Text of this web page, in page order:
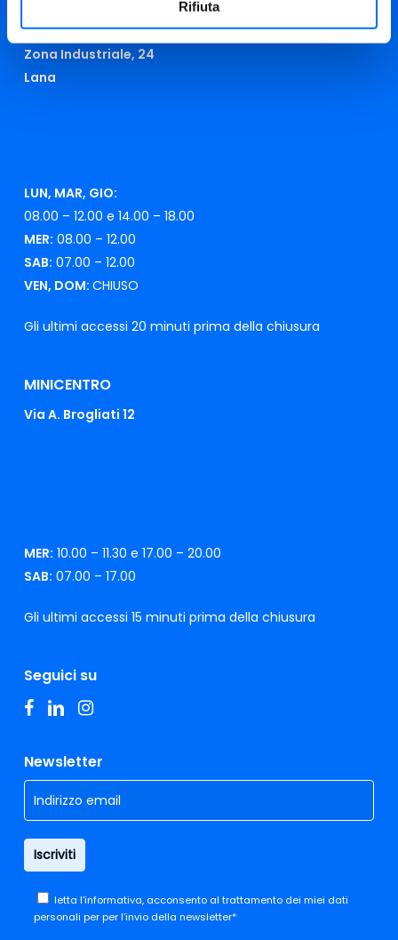
Rifiuta
CENTRO DI RICICLAGGIO
Zona Industriale, 24
Lana
LUN, MAR, GIO:
08.00 – 12.00 e 14.00 – 18.00
MER: 08.00 – 12.00
SAB: 07.00 – 12.00
VEN, DOM: CHIUSO
Gli ultimi accessi 20 minuti prima della chiusura
MINICENTRO
Via A. Brogliati 12
MER: 10.00 – 11.30 e 17.00 – 20.00
SAB: 07.00 – 17.00
Gli ultimi accessi 15 minuti prima della chiusura
Seguici su
facebook
linkedininstagram
Newsletter
lettal'informativa, acconsento al trattamento dei miei dati
personali per per l’invio della newsletter*